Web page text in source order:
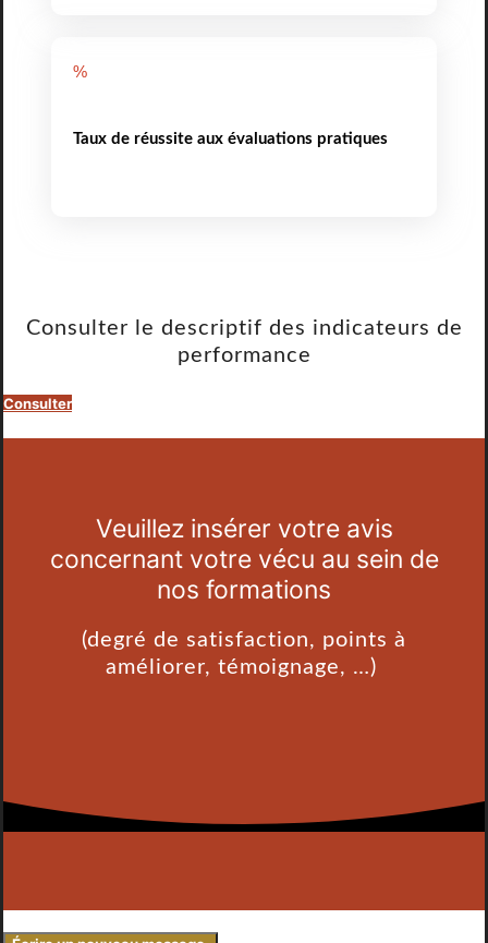
%
Taux de réussite aux évaluations pratiques
Consulter le descriptif des indicateurs de
performance
Consulter
Veuillez insérer votre avis
concernant votre vécu au sein de
nos formations
(degré de satisfaction, points à
améliorer, témoignage, …)